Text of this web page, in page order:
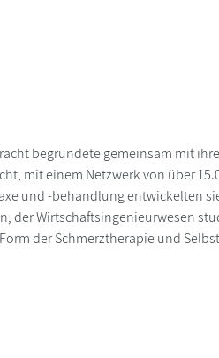
begründete gemeinsam mit
mit einem Netzwerk von über
und -behandlung entwickelten
der Wirtschaftsingenieurwesen
der Schmerztherapie und